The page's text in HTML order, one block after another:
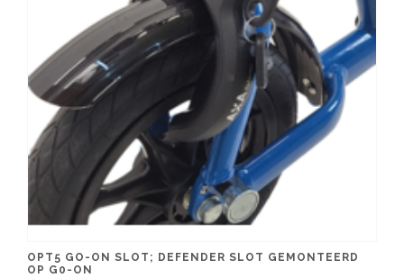
OPT5 GO-ON SLOT; DEFENDER SLOT GEMONTEERD
OP G0-ON